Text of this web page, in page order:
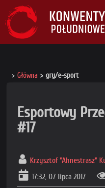
Główna gry/e-sport
Esportowy
#17
Krzysztof "Ahnestrasz"
17:32, 07 lipca 2017